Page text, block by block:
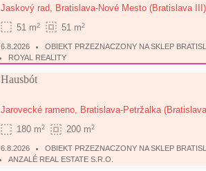
Jaskový rad, Bratislava-Nové Mesto (Bratislava III)
51 m2 51 m2
6.8.2026
OBIEKT PRZEZNACZONY NA SKLEP
ROYAL REALITY
Hausbót
Jarovecké rameno, Bratislava-Petržalka
180 m2 200 m2
6.8.2026
OBIEKT PRZEZNACZONY NA SKLEP
ANZALÉ REAL ESTATE S.R.O.